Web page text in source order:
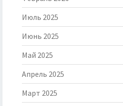
Июль 2025
Июнь 2025
Май 2025
Апрель 2025
Март 2025